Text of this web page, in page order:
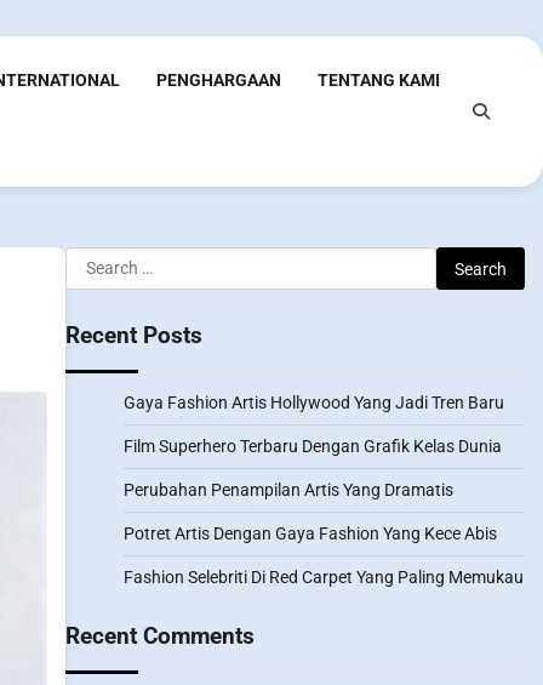
PENGHARGAAN TENTANG KAMI
Search
for:
Recent Posts
Gaya Fashion Artis Hollywood Yang Jadi Tren Baru
Film Superhero Terbaru Dengan Grafik Kelas Dunia
Perubahan Penampilan Artis Yang Dramatis
Potret Artis Dengan Gaya Fashion Yang Kece Abis
Fashion Selebriti Di Red Carpet Yang Paling Memukau
Recent Comments